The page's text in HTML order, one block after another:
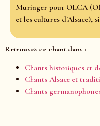
Muringer pour OLCA
et les cultures d’Alsace),
Retrouvez ce chant dans :
Chants historiques et
Chants Alsace et
Chants